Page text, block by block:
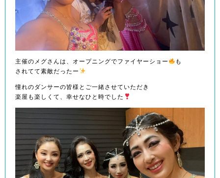
主催のメグさんは、オープニングでファイヤーショー
も
されてて素敵だったー
憧れのダンサーの皆様とご一緒させていただき
楽屋も楽しくて、幸せなひと時でした